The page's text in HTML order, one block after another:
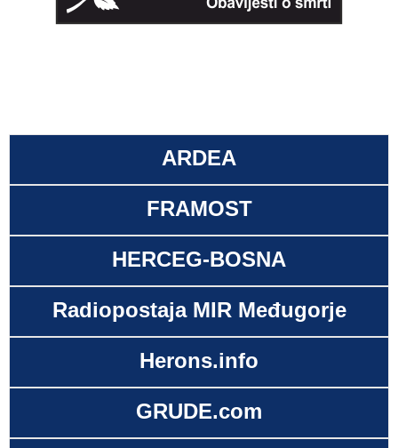
ARDEA
FRAMOST
HERCEG-BOSNA
Radiopostaja MIR Međugorje
Herons.info
GRUDE.com